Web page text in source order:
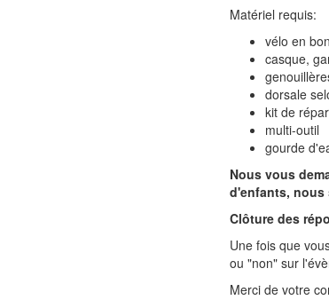
Matériel requis:
vélo en
casque,
dorsale
kit de
multi-outil
gourde
Nous vous
d'enfants, nous
Clôture des
Une fois que
ou "non" sur
Merci de votre